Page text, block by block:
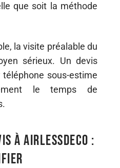
que soit la méthode
la visite préalable du
sérieux. Un devis
sous-estime
le temps de
à AIRLESSDECO :